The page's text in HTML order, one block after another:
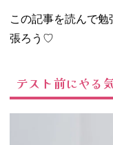
ゃない
− 「勉強で
感
この記事を読んで
張ろう♡
テスト前にやる